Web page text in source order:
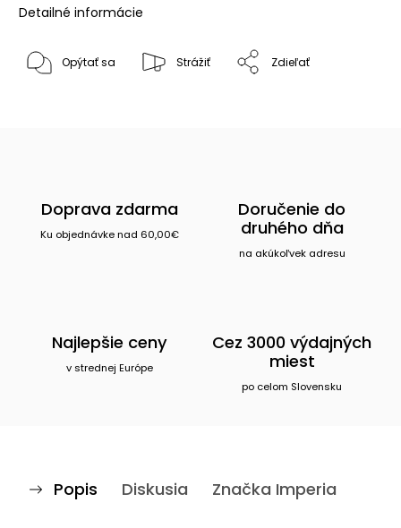
Detailné informácie
Opýtať sa Strážiť Zdieľať
Doprava zdarma
Ku objednávke nad 60,00€
Doručenie do
druhého dňa
na akúkoľvek adresu
Najlepšie ceny
v strednej Európe
Cez 3000 výdajných
miest
po celom Slovensku
Popis Diskusia Značka Imperia